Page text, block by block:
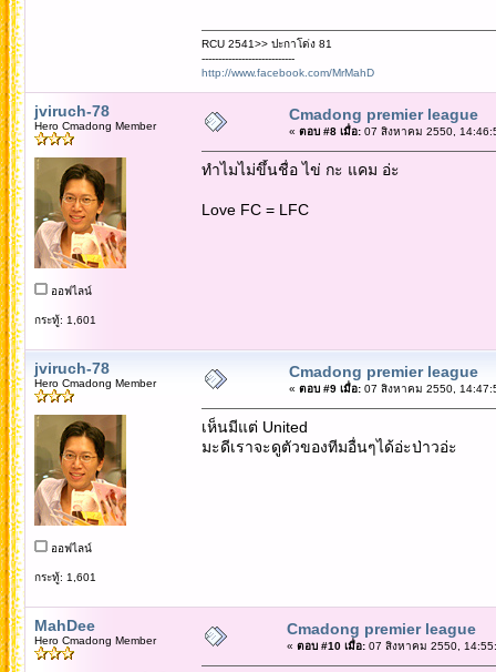
RCU 2541>> ปะกาโด่ง 81
----------------------------
http://www.facebook.com/MrMahD
jviruch-78
Hero Cmadong Member
ออฟไลน์
กระทู้: 1,601
Cmadong premier league
« ตอบ #8 เมื่อ:07 สิงหาคม 2550,
ทำไมไม่ขึ้นชื่อ ไข่ กะ แคม อ่ะ
Love FC = LFC
jviruch-78
Hero Cmadong Member
ออฟไลน์
กระทู้: 1,601
Cmadong premier league
« ตอบ #9 เมื่อ:07 สิงหาคม 2550,
เห็นมีแต่ United
มะดีเราจะดูตัวของทีมอื่นๆได้อ่ะป่าวอ่ะ
MahDee
Hero Cmadong Member
Cmadong premier league
« ตอบ #10 เมื่อ:07 สิงหาคม 2550,